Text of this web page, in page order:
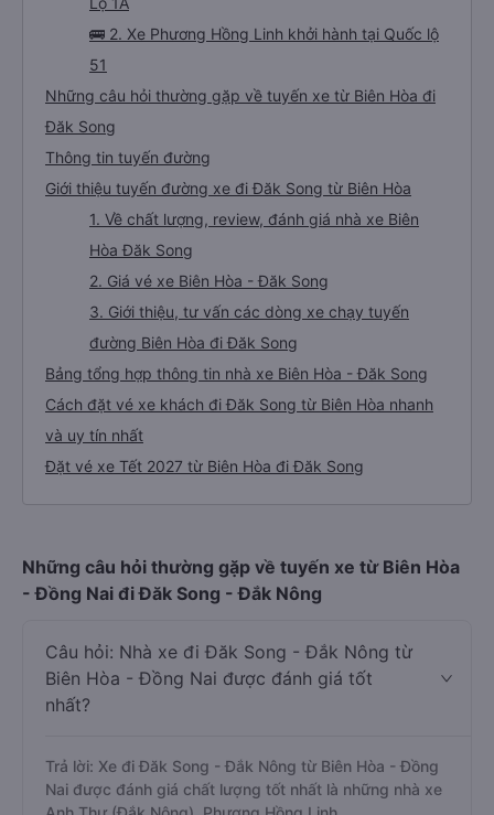
🚌 2. Xe Phương Hồng Linh khởi hành tại Quốc lộ
51
Những câu hỏi thường gặp về tuyến xe từ Biên Hòa đi
Đăk Song
Thông tin tuyến đường
Giới thiệu tuyến đường xe đi Đăk Song từ Biên Hòa
1. Về chất lượng, review, đánh giá nhà xe Biên
Hòa Đăk Song
2. Giá vé xe Biên Hòa - Đăk Song
3. Giới thiệu, tư vấn các dòng xe chạy tuyến
đường Biên Hòa đi Đăk Song
Bảng tổng hợp thông tin nhà xe Biên Hòa - Đăk Song
Cách đặt vé xe khách đi Đăk Song từ Biên Hòa nhanh
và uy tín nhất
Đặt vé xe Tết 2027 từ Biên Hòa đi Đăk Song
Những câu hỏi thường gặp về tuyến xe từ Biên Hòa
- Đồng Nai đi Đăk Song - Đắk Nông
Câu hỏi: Nhà xe đi Đăk Song - Đắk Nông từ
Biên Hòa - Đồng Nai được đánh giá tốt
nhất?
Trả lời: Xe đi Đăk Song - Đắk Nông từ Biên Hòa - Đồng
Nai được đánh giá chất lượng tốt nhất là những nhà xe